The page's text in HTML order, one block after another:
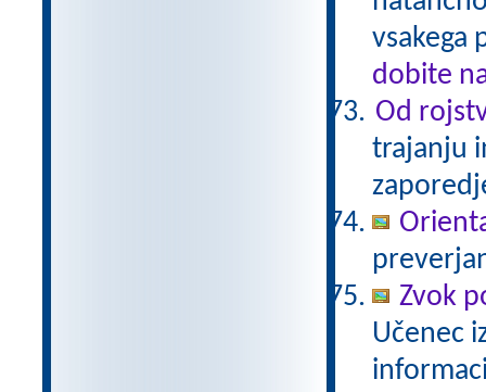
vsakega
dobite
Od
trajanju
Zvok
Učenec